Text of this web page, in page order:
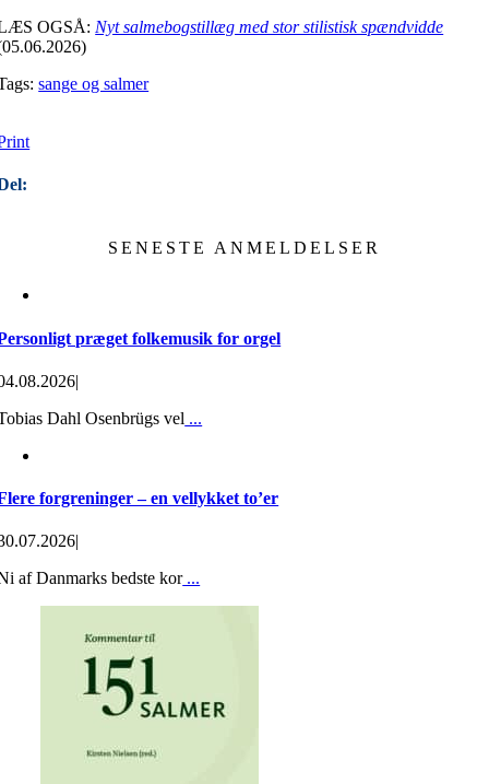
OGSÅ: Nyt salmebogstillæg med stor stilistisk spændvidde
sange og salmer
SENESTE ANMELDELSER
præget folkemusik for orgel
|
Dahl Osenbrügs vel ...
forgreninger – en vellykket to’er
|
af Danmarks bedste kor...